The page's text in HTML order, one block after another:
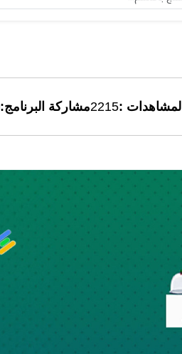
:
2215مشاركة البرنامج: